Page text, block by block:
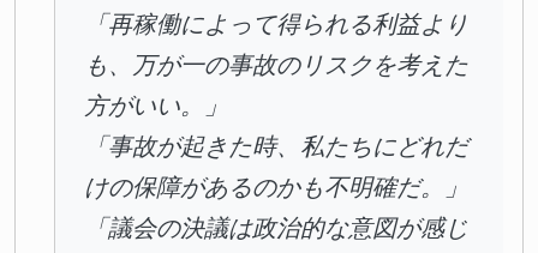
「再稼働によって得られる利益より
も、万が一の事故のリスクを考えた
方がいい。」
「事故が起きた時、私たちにどれだ
けの保障があるのかも不明確だ。」
「議会の決議は政治的な意図が感じ